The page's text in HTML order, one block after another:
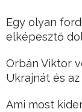
Egy olyan
elképesztő
Orbán Viktor
Ukrajnát és
Ami most